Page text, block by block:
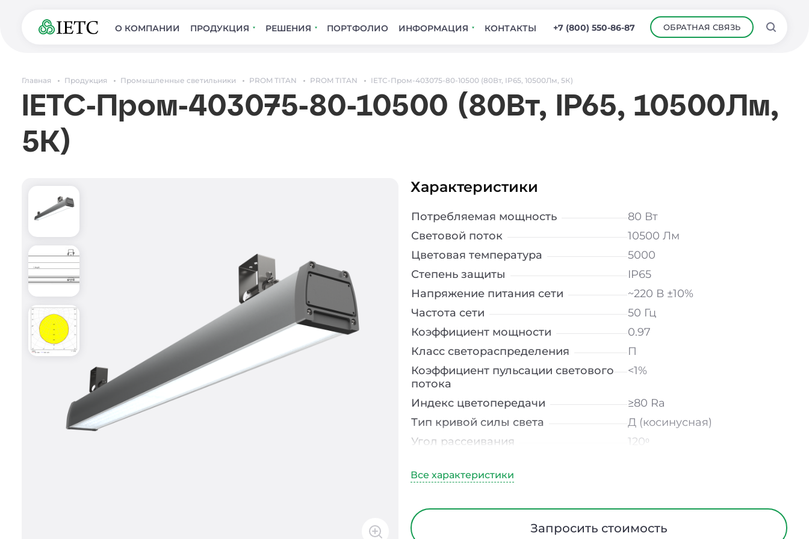
О КОМПАНИИ ПРОДУКЦИЯ РЕШЕНИЯ ПОРТФОЛИО ИНФОРМАЦИЯ КОНТАКТЫ +7 (800) 550-86-87 ОБРАТНАЯ СВЯЗЬ
Главная Продукция Промышленные светильники PROM TITAN PROM TITAN IETC-Пром-403075-80-10500 (80Вт, IP65, 10500Лм, 5К)
IETC-Пром-403075-80-10500 (80Вт, IP65, 10500Лм,
5К)
Характеристики
Потребляемая мощность
80 Вт
Световой поток
10500 Лм
Цветовая температура
5000
Степень защиты
IP65
Напряжение питания сети
~220 В ±10%
Частота сети
50 Гц
Коэффициент мощности
0.97
Класс светораспределения
П
Коэффициент пульсации светового
потока
<1%
Индекс цветопередачи
≥80 Ra
Тип кривой силы света
Д (косинусная)
Угол рассеивания
120ᵒ
Диапазон рабочих температур
Материал корпуса
Запросить стоимость